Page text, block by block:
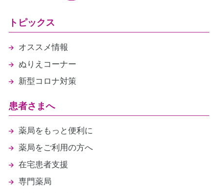
医療情報取得加算（1点）
（2026年4月30日現在）
トピックス
オススメ情報
ぬりえコーナー
新型コロナ対策
患者さまへ
薬局をもっと便利に
薬局をご利用の方へ
在宅患者支援
専門薬局